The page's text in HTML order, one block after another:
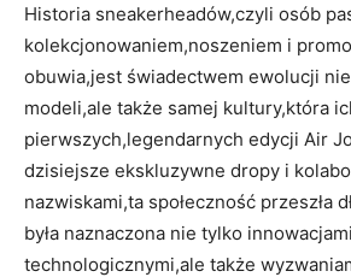
Historia sneakerheadów,czyli osób
kolekcjonowaniem,noszeniem i
obuwia,jest świadectwem ewolucji
modeli,ale także samej kultury,która
pierwszych,legendarnych edycji Air
dzisiejsze ekskluzywne dropy i
nazwiskami,ta społeczność przeszła
była naznaczona nie tylko innowacjami
technologicznymi,ale także